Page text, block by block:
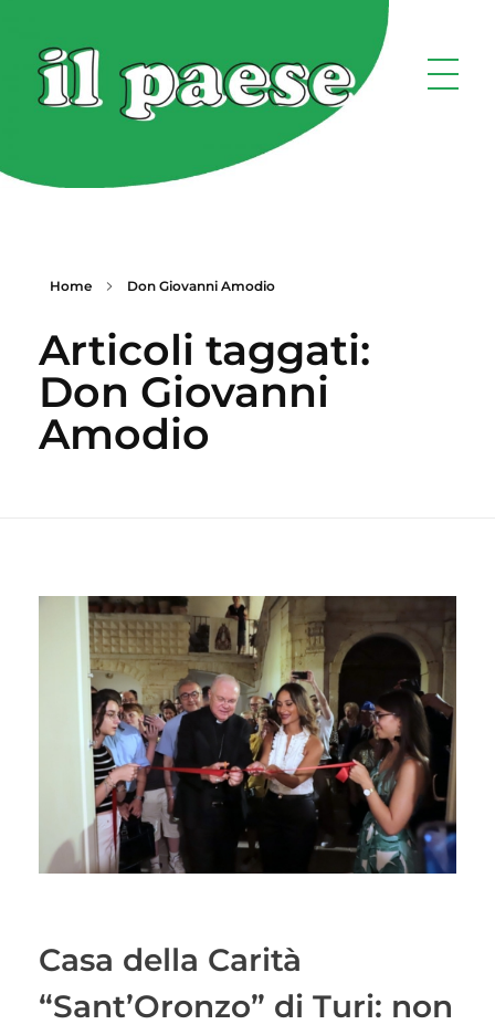
Home Don Giovanni Amodio
Articoli taggati:
Don Giovanni
Amodio
Casa della Carità
“Sant’Oronzo” di Turi: non